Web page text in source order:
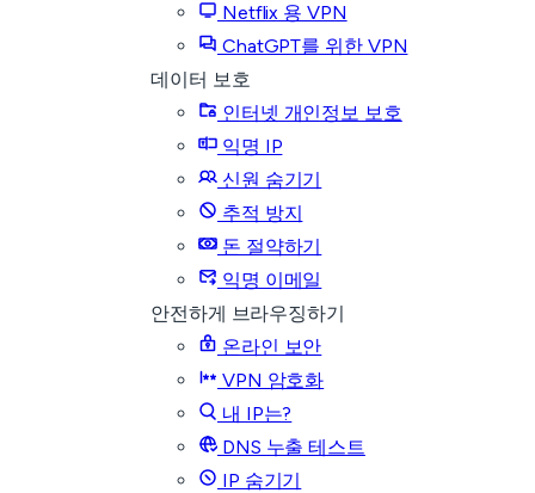
Netflix 용 VPN
ChatGPT를 위한 VPN
데이터 보호
인터넷 개인정보 보호
익명 IP
신원 숨기기
추적 방지
돈 절약하기
익명 이메일
안전하게 브라우징하기
온라인 보안
VPN 암호화
내 IP는?
DNS 누출 테스트
IP 숨기기